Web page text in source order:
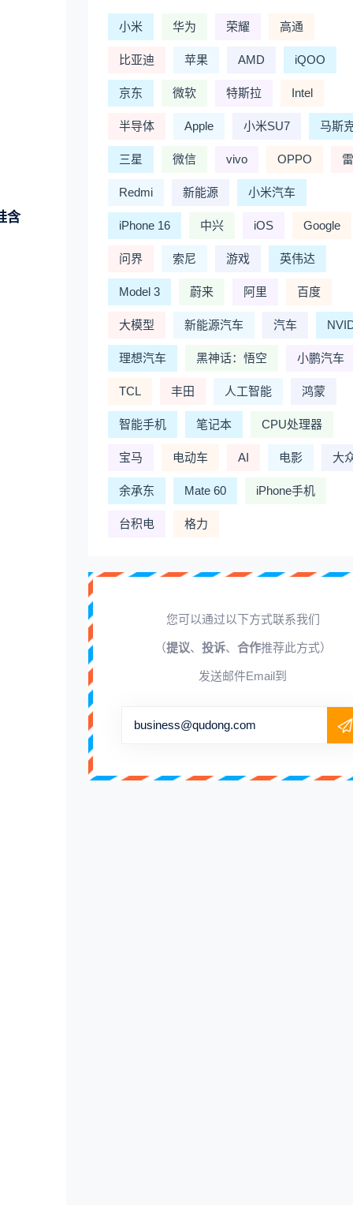
含
小米 华为 荣耀 高通
比亚迪 苹果 AMD iQOO
京东 微软 特斯拉 Intel
半导体 Apple 小米SU7 马斯
三星 微信 vivo OPPO
Redmi 新能源 小米汽车
iPhone 16 中兴 iOS Google
问界 索尼 游戏 英伟达
Model 3 蔚来 阿里 百度
大模型 新能源汽车 汽车
理想汽车 黑神话：悟空 小鹏汽车
TCL 丰田 人工智能 鸿蒙
智能手机 笔记本 CPU处理器
宝马 电动车 AI 电影 大
余承东 Mate 60 iPhone手机
台积电 格力
您可以通过以下方式联系我们
（提议、 投诉、 合作推荐此方式）
发送邮件Email到
business@qudong.com